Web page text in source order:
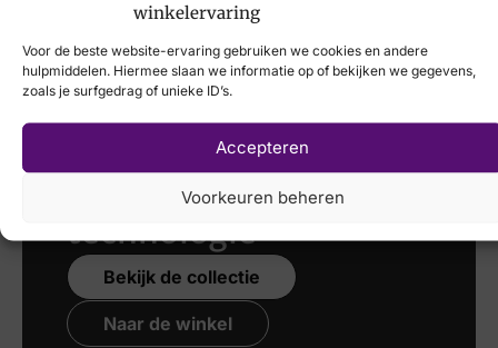
winkelervaring
Voor de beste website-ervaring gebruiken we cookies en andere
hulpmiddelen. Hiermee slaan we informatie op of bekijken we gegevens,
zoals je surfgedrag of unieke ID’s.
Accepteren
Voorkeuren beheren
Laat uw voeten
met de
nieuwste 3D
technologie
Bekijk de collectie
Naar de winkel